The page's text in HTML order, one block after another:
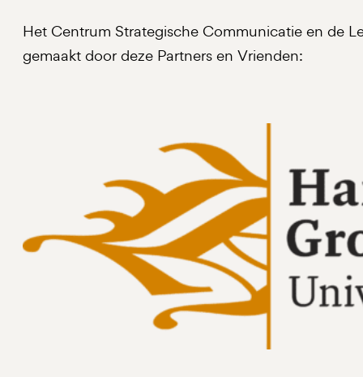
Het Centrum Strategische Communicatie en de
gemaakt door deze Partners en Vrienden: